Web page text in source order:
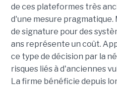
de ces plateformes très
d'une mesure
de signature pour des
ans représente un coût.
ce type de décision par la
risques liés à d'anciennes
La firme bénéficie depuis